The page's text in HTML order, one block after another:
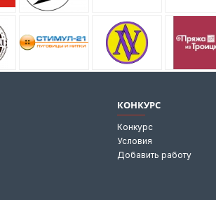
КОНКУРС
Конкурс
Условия
Добавить работу